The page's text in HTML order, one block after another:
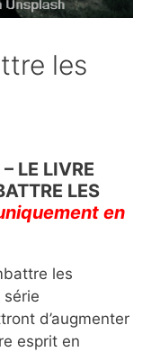
les
LE LIVRE
LES
en
les
série
d’augmenter
esprit en